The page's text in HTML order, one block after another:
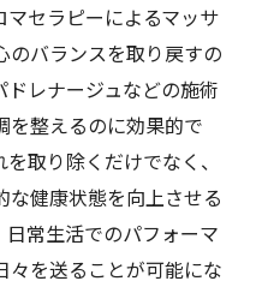
セラピーによるマッサ
のバランスを取り戻すの
レナージュなどの施術
を整えるのに効果的で
取り除くだけでなく、
健康状態を向上させる
常生活でのパフォーマ
々を送ることが可能にな